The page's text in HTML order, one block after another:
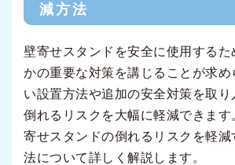
減方法
壁寄せスタンドを安全に使用するた
かの重要な対策を講じることが求め
い設置方法や追加の安全対策を取り
倒れるリスクを大幅に軽減できます
寄せスタンドの倒れるリスクを軽減
法について詳しく解説します。